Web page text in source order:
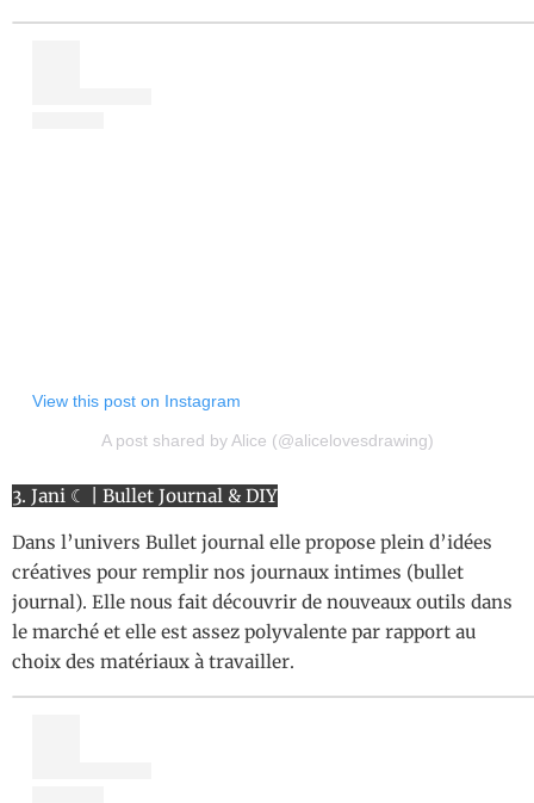
View this post on Instagram
A post shared by Alice (@alicelovesdrawing)
3. Jani ☾ | Bullet Journal & DIY
Dans l’univers Bullet journal elle propose plein d’idées
créatives pour remplir nos journaux intimes (bullet
journal). Elle nous fait découvrir de nouveaux outils dans
le marché et elle est assez polyvalente par rapport au
choix des matériaux à travailler.